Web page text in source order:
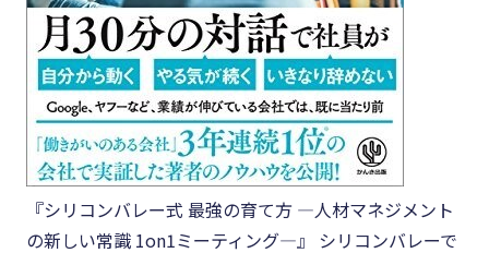
『シリコンバレー式 最強の育て方 ―人材マネジメント
の新しい常識 1on1ミーティング―』 シリコンバレーで